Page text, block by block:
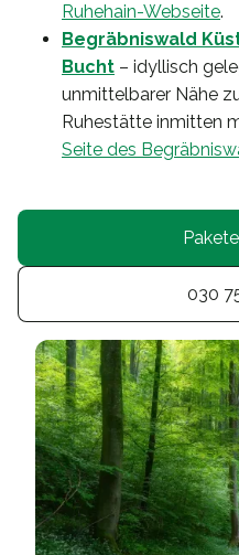
Ruhehain-Webseite.
Begräbniswald
Bucht – idyllisch
unmittelbarer Nähe
Ruhestätte inmitten
Seite des
030